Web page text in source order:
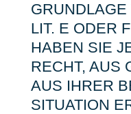
GRUNDLAGE
LIT. E ODER
HABEN SIE
RECHT, AUS
AUS IHRER
SITUATION